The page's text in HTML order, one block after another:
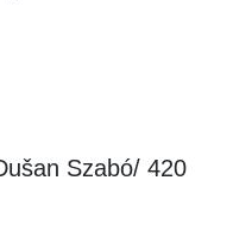
Szabó/ 420